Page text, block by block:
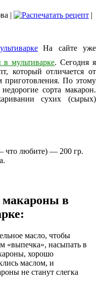
| |
На сайте уже
в мультиварке. Сегодня я
который отличается от
По этому
сорта макарон.
сухих (сырых)
что любите) — 200 гр.
макароны в
масло, чтобы
«выпечка», насыпать в
хорошо
маслом, и
не станут слегка